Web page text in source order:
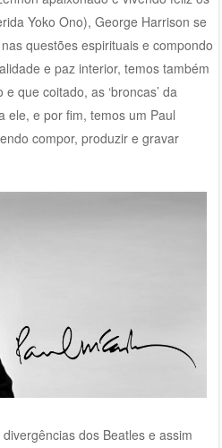
Yoko Ono), George Harrison se
questões espirituais e compondo
e paz interior, temos também
que coitado, as ‘broncas’ da
ele, e por fim, temos um Paul
compor, produzir e gravar
dos Beatles e assim